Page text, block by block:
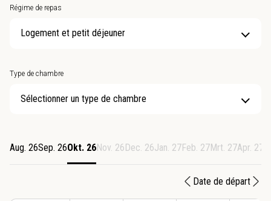
Régime de repas
Type de chambre
Sélectionner un type de chambre
Aug. 26Sep. 26Okt. 26Nov. 26 Dec. 26Jan. 27Feb. 27Mrt. 27Apr. 27
Date de départ